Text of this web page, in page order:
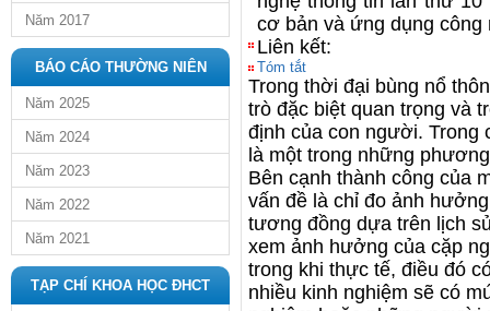
Năm 2017
BÁO CÁO THƯỜNG NIÊN
Năm 2025
Năm 2024
Năm 2023
Năm 2022
Năm 2021
TẠP CHÍ KHOA HỌC ĐHCT
cơ bản và ứng dụng công
Liên kết:
Tóm tắt
Trong thời đại bùng nổ
trò đặc biệt quan trọng và
định của con người. Trong
là một trong những
Bên cạnh thành công của
vấn đề là chỉ đo ảnh
tương đồng dựa trên lịch
xem ảnh hưởng của cặp
trong khi thực tế, điều đó
nhiều kinh nghiệm sẽ có